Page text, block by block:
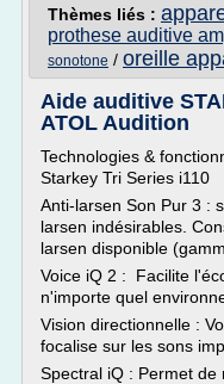
Thèmes liés :
prothese auditive
sonotone / oreille
Aide auditive
ATOL Audition
Technologies &
Starkey Tri Series i110
Anti-larsen Son Pur 3 :
larsen indésirables.
larsen disponible
Voice iQ 2 : Facilite
n'importe quel
Vision directionnelle :
focalise sur les sons
Spectral iQ : Permet